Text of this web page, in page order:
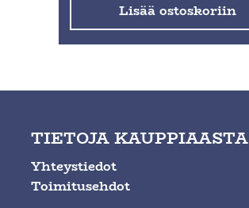
Lisää ostoskoriin
TIETOJA KAUPPIAASTA
Yhteystiedot
Toimitusehdot